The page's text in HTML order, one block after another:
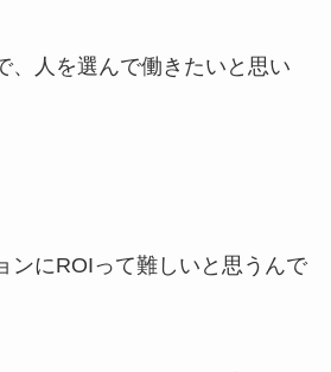
、人を選んで働きたいと思い
にROIって難しいと思うんで